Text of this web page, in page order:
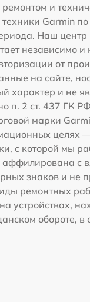
и
Garmin по
Наш
независимо и
от
на сайте,
характер и не
п. 2 ст. 437 ГК
марки
целях
с которой мы
аффилирована с
знаков и не
ремонтных
устройствах,
обороте, в